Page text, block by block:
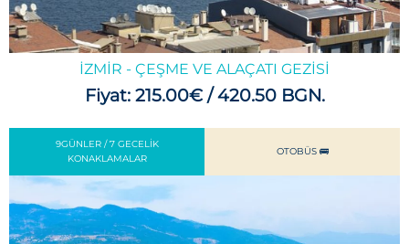
İZMIR - ÇEŞME VE ALAÇATI GEZISI
Fiyat: 215.00€ / 420.50 BGN.
9GÜNLER / 7 GECELIK
KONAKLAMALAR
OTOBÜS 🚌